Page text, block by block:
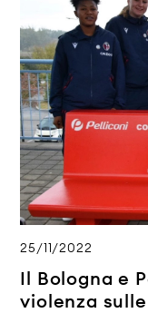
25/11/2022
Il Bologna e
violenza